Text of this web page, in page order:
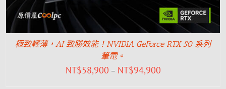
極致輕薄，AI 致勝效能！NVIDIA GeForce RTX 50 系列
筆電。
NT$58,900 – NT$94,900